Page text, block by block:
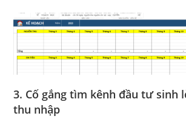
3. Cố gắng tìm kênh đầu tư sinh
thu nhập